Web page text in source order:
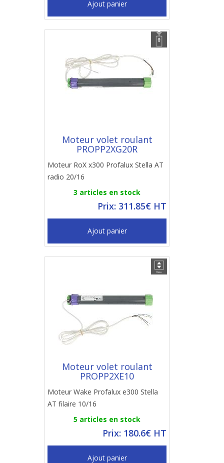
Ajout panier
Moteur volet roulant
PROPP2XG20R
Moteur RoX x300 Profalux Stella AT
radio 20/16
3 articles en stock
Prix: 311.85€ HT
Ajout panier
Moteur volet roulant
PROPP2XE10
Moteur Wake Profalux e300 Stella
AT filaire 10/16
5 articles en stock
Prix: 180.6€ HT
Ajout panier